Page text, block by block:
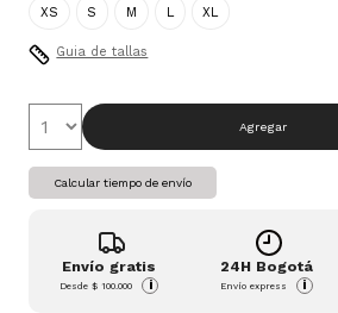
XS S M L XL
Guia de tallas
Agregar
Calcular tiempo de envío
Envío gratis
Desde$ 100.000 i
24H Bogotá
Envío express i